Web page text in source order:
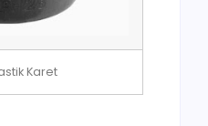
Karet